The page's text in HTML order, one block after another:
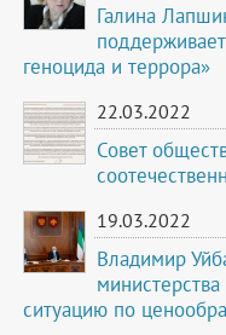
Галина
геноцида и террора»
22.03.2022
Совет
19.03.2022
Владимир
ситуацию по